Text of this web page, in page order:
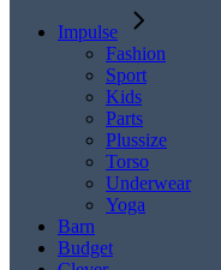
Impulse
Fashion
Sport
Kids
Parts
Plussize
Torso
Underwear
Yoga
Barn
Budget